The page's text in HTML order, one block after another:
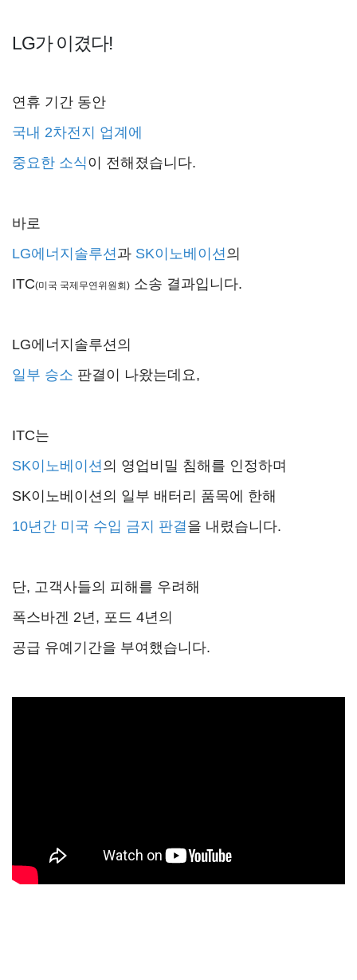
LG가 이겼다!
연휴 기간 동안
국내 2차전지 업계에
중요한 소식이 전해졌습니다.
바로
LG에너지솔루션과 SK이노베이션의
ITC(미국 국제무연위원회) 소송 결과입니다.
LG에너지솔루션의
일부 승소 판결이 나왔는데요,
ITC는
SK이노베이션의 영업비밀 침해를 인정하며
SK이노베이션의 일부 배터리 품목에 한해
10년간 미국 수입 금지 판결 을 내렸습니다.
단, 고객사들의 피해를 우려해
폭스바겐 2년, 포드 4년의
공급 유예기간을 부여했습니다.